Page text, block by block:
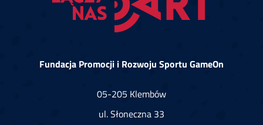
Fundacja Promocji i Rozwoju Sportu GameOn
05-205 Klembów
ul. Słoneczna 33